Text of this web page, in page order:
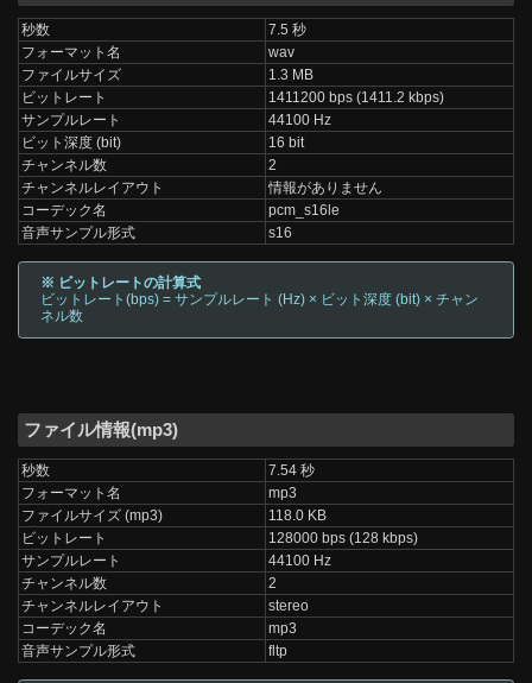
秒数
7.5 秒
フォーマット名
wav
ファイルサイズ
1.3 MB
ビットレート
1411200 bps (1411.2 kbps)
サンプルレート
44100 Hz
ビット深度 (bit)
16 bit
チャンネル数
2
チャンネルレイアウト
情報がありません
コーデック名
pcm_s16le
音声サンプル形式
s16
※ ビットレートの計算式
ビットレート(bps) = サンプルレート (Hz) × ビット深度 (bit) × チャン
ネル数
ファイル情報(mp3)
秒数
7.54 秒
フォーマット名
mp3
ファイルサイズ (mp3)
118.0 KB
ビットレート
128000 bps (128 kbps)
サンプルレート
44100 Hz
チャンネル数
2
チャンネルレイアウト
stereo
コーデック名
mp3
音声サンプル形式
fltp